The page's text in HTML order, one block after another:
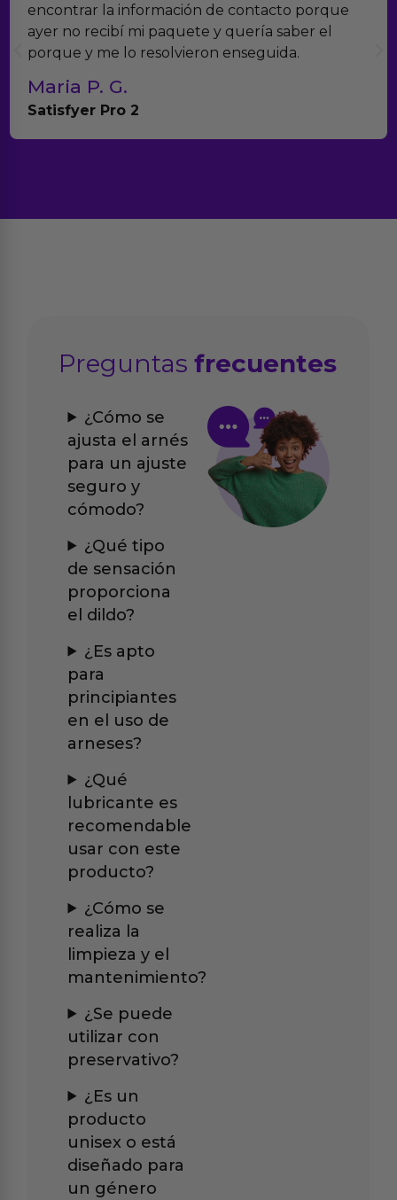
verdad es que nos han sorprendido. Tienen
muchísimos productos y han sido super atentos
con el seguimiento del pedido.
Teresa y Diego
Anna Huevo Vibrador
Preguntasfrecuentes
¿Cómo se
ajusta el arnés
para un ajuste
seguro y
cómodo?
¿Qué tipo
de sensación
proporciona
el dildo?
¿Es apto
para
principiantes
en el uso de
arneses?
¿Qué
lubricante es
recomendable
usar con este
producto?
¿Cómo se
realiza la
limpieza y el
mantenimiento?
¿Se puede
utilizar con
preservativo?
¿Es un
producto
unisex o está
diseñado para
un género